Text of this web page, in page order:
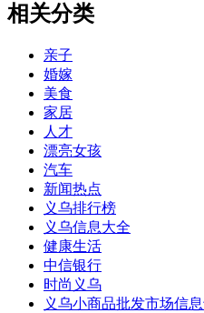
相关分类
亲子
婚嫁
美食
家居
人才
漂亮女孩
汽车
新闻热点
义乌排行榜
义乌信息大全
健康生活
中信银行
时尚义乌
义乌小商品批发市场信